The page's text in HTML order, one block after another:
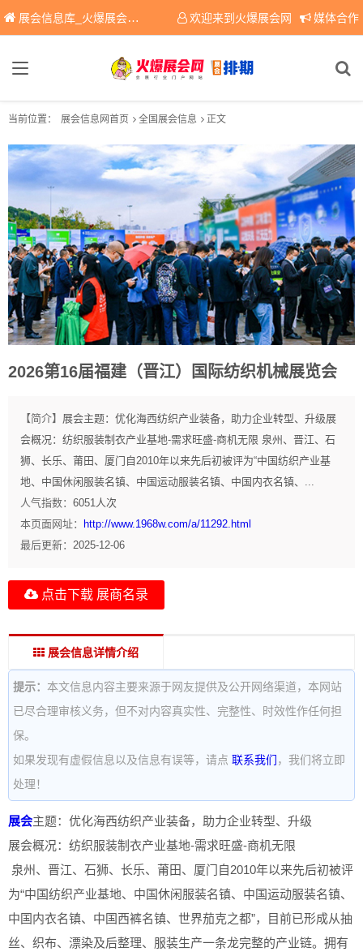
展会信息库_火爆展会网免费展会信息查询平台，提供专业会展服务！ 欢迎来到火爆展会网 媒体合作
当前位置： 展会信息网首页 全国展会信息 正文
2026第16届福建（晋江）国际纺织机械展览会
【简介】 展会主题：优化海西纺织产业装备，助力企业转型、升级展
会概况：纺织服装制衣产业基地-需求旺盛-商机无限 泉州、晋江、石
狮、长乐、莆田、厦门自2010年以来先后初被评为“中国纺织产业基
地、中国休闲服装名镇、中国运动服装名镇、中国内衣名镇、...
人气指数： 6051 人次
本页面网址：
http://www.1968w.com/a/11292.html
最后更新： 2025-12-06
点击下载 展商名录
展会信息详情介绍
提示： 本文信息内容主要来源于网友提供及公开网络渠道，本网站
已尽合理审核义务，但不对内容真实性、完整性、时效性作任何担
保。
如果发现有虚假信息以及信息有误等，请点 联系我们 ，我们将立即
处理！
展会主题：优化海西纺织产业装备，助力企业转型、升级
展会概况：纺织服装制衣产业基地-需求旺盛-商机无限
泉州、晋江、石狮、长乐、莆田、厦门自2010年以来先后初被评
为“中国纺织产业基地、中国休闲服装名镇、中国运动服装名镇、
中国内衣名镇、中国西裤名镇、世界茄克之都”，目前已形成从抽
丝、织布、漂染及后整理、服装生产一条龙完整的产业链。拥有